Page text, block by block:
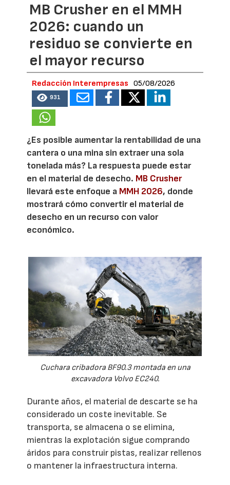
MB Crusher en el MMH
2026: cuando un
residuo se convierte en
el mayor recurso
Redacción Interempresas 05/08/2026
931
¿Es posible aumentar la rentabilidad de una
cantera o una mina sin extraer una sola
tonelada más? La respuesta puede estar
en el material de desecho. MB Crusher
llevará este enfoque a MMH 2026, donde
mostrará cómo convertir el material de
desecho en un recurso con valor
económico.
Cuchara cribadora BF90.3 montada en una
excavadora Volvo EC240.
Durante años, el material de descarte se ha
considerado un coste inevitable. Se
transporta, se almacena o se elimina,
mientras la explotación sigue comprando
áridos para construir pistas, realizar rellenos
o mantener la infraestructura interna.